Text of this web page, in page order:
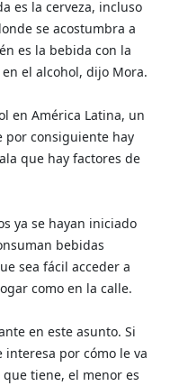
es la cerveza, incluso
se acostumbra a
es la bebida con la
el alcohol, dijo Mora.
en América Latina, un
por consiguiente hay
que hay factores de
ya se hayan iniciado
bebidas
sea fácil acceder a
como en la calle.
en este asunto. Si
por cómo le va
tiene, el menor es